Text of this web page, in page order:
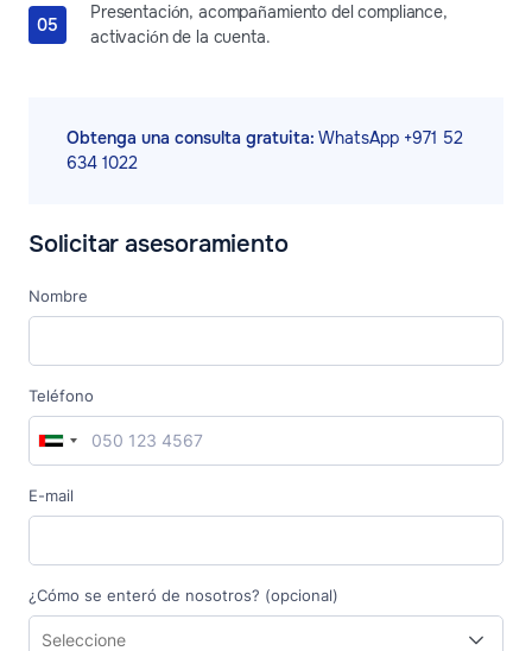
Presentación, acompañamiento del compliance,
activación de la cuenta.
Obtenga una consulta gratuita: WhatsApp +971 52
634 1022
Solicitar asesoramiento
Nombre
Teléfono
E-mail
¿Cómo se enteró de nosotros? (opcional)